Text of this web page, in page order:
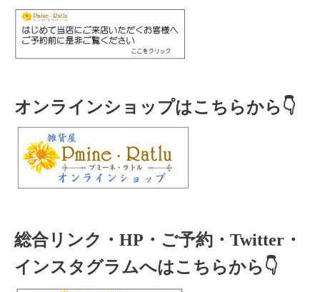
オンラインショップはこちらから👇
総合リンク・HP・ご予約・Twitter・
インスタグラムへはこちらから👇